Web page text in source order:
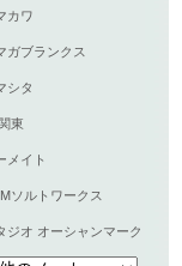
カワ
ガブランクス
シタ
東
メイト
ソルトワークス
ジオ オーシャンマーク